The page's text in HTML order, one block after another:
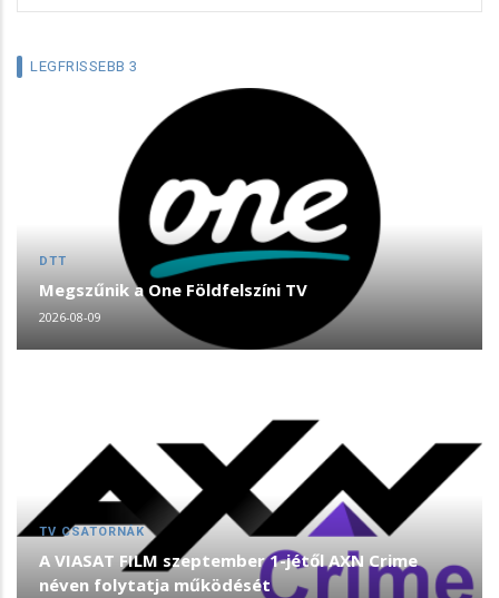
LEGFRISSEBB 3
DTT
Megszűnik a One Földfelszíni TV
2026-08-09
TV CSATORNÁK
A VIASAT FILM szeptember 1-jétől AXN Crime
néven folytatja működését